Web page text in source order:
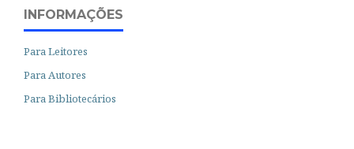
INFORMAÇÕES
Para Leitores
Para Autores
Para Bibliotecários